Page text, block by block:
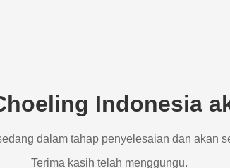
Indonesia
dalam tahap penyelesaian dan akan
Terima kasih telah menggungu.